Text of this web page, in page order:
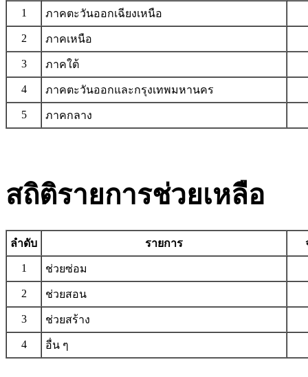
1 ภาคตะวันออกเฉียงเหนือ
2 ภาคเหนือ
3 ภาคใต้
4 ภาคตะวันออกและกรุงเทพมหานคร
5 ภาคกลาง
สถิติรายการช่วยเหลือ
ลำดับ รายการ
1 ช่วยซ่อม
2 ช่วยสอน
3 ช่วยสร้าง
4 อื่น ๆ